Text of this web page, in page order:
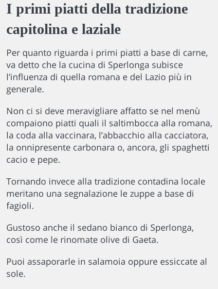
I primi piatti della tradizione
capitolina e laziale
Per quanto riguarda i primi piatti a base di carne,
va detto che la cucina di Sperlonga subisce
l’influenza di quella romana e del Lazio più in
generale.
Non ci si deve meravigliare affatto se nel menù
compaiono piatti quali il saltimbocca alla romana,
la coda alla vaccinara, l’abbacchio alla cacciatora,
la onnipresente carbonara o, ancora, gli spaghetti
cacio e pepe.
Tornando invece alla tradizione contadina locale
meritano una segnalazione le zuppe a base di
fagioli.
Gustoso anche il sedano bianco di Sperlonga,
così come le rinomate olive di Gaeta.
Puoi assaporarle in salamoia oppure essiccate al
sole.